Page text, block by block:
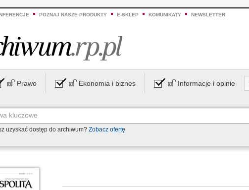
POZNAJ NASZE PRODUKTY E-SKLEP KOMUNIKATY NEWSLETTER
Prawo Ekonomia i biznes Informacje i opinie
uzyskać dostęp do archiwum? Zobacz ofertę